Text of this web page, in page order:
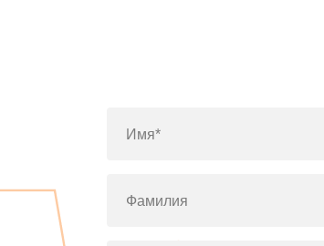
Имя*
Фамилия